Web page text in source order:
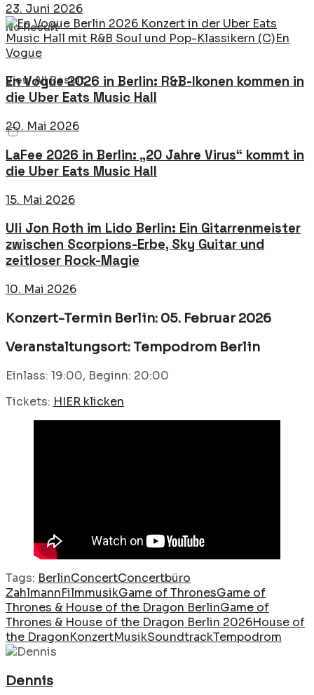
No Result
View All Result
23. Juni 2026
En Vogue 2026 in Berlin: R&B-Ikonen kommen in
die Uber Eats Music Hall
20. Mai 2026
LaFee 2026 in Berlin: „20 Jahre Virus“ kommt in
die Uber Eats Music Hall
15. Mai 2026
Uli Jon Roth im Lido Berlin: Ein Gitarrenmeister
zwischen Scorpions-Erbe, Sky Guitar und
zeitloser Rock-Magie
10. Mai 2026
Konzert-Termin Berlin: 05. Februar 2026
Veranstaltungsort: Tempodrom Berlin
Einlass: 19:00, Beginn: 20:00
Tickets: HIER klicken
Tags: BerlinConcertConcertbüro
ZahlmannFilmmusikGame of ThronesGame of
Thrones & House of the Dragon BerlinGame of
Thrones & House of the Dragon Berlin 2026House of
the DragonKonzertMusikSoundtrackTempodrom
Dennis